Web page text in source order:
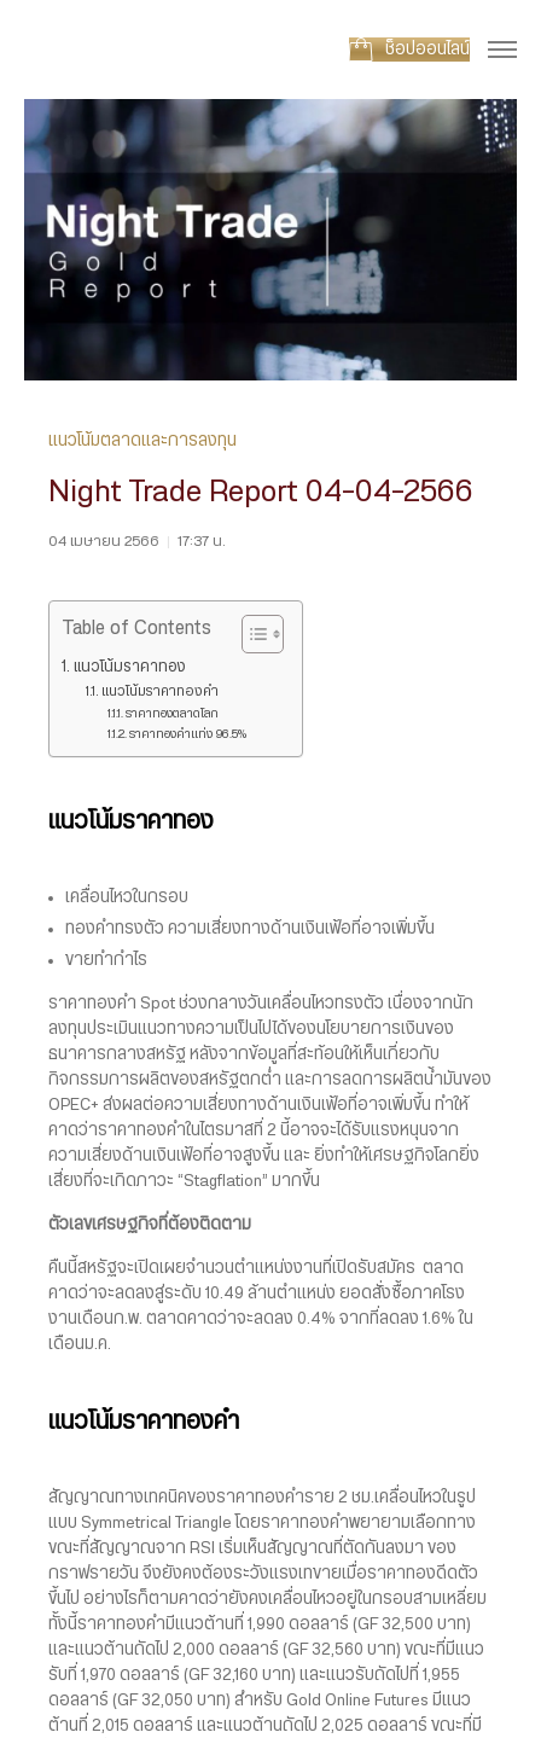
ช็อปออนไลน์
แนวโน้มตลาดและการลงทุน
Night Trade Report 04-04-2566
04 เมษายน 2566 | 17:37 น.
Table of Contents
แนวโน้มราคาทอง
แนวโน้มราคาทองคำ
ราคาทองตลาดโลก
ราคาทองคำแท่ง 96.5%
แนวโน้มราคาทอง
เคลื่อนไหวในกรอบ
ทองคำทรงตัว ความเสี่ยงทางด้านเงินเฟ้อที่อาจเพิ่มขึ้น
ขายทำกำไร
ราคาทองคำ Spot ช่วงกลางวันเคลื่อนไหวทรงตัว เนื่องจากนัก
ลงทุนประเมินแนวทางความเป็นไปได้ของนโยบายการเงินของ
ธนาคารกลางสหรัฐ หลังจากข้อมูลที่สะท้อนให้เห็นเกี่ยวกับ
กิจกรรมการผลิตของสหรัฐตกต่ำ และการลดการผลิตน้ำมันของ
OPEC+ ส่งผลต่อความเสี่ยงทางด้านเงินเฟ้อที่อาจเพิ่มขึ้น ทำให้
คาดว่าราคาทองคำในไตรมาสที่ 2 นี้อาจจะได้รับแรงหนุนจาก
ความเสี่ยงด้านเงินเฟ้อที่อาจสูงขึ้น และ ยิ่งทำให้เศรษฐกิจโลกยิ่ง
เสี่ยงที่จะเกิดภาวะ “Stagflation” มากขึ้น
ตัวเลขเศรษฐกิจที่ต้องติดตาม
คืนนี้สหรัฐจะเปิดเผยจำนวนตำแหน่งงานที่เปิดรับสมัคร ตลาด
คาดว่าจะลดลงสู่ระดับ 10.49 ล้านตำแหน่ง ยอดสั่งซื้อภาคโรง
งานเดือนก.พ. ตลาดคาดว่าจะลดลง 0.4% จากที่ลดลง 1.6% ใน
เดือนม.ค.
แนวโน้มราคาทองคำ
สัญญาณทางเทคนิคของราคาทองคำราย 2 ชม.เคลื่อนไหวในรูป
แบบ Symmetrical Triangle โดยราคาทองคำพยายามเลือกทาง
ขณะที่สัญญาณจาก RSI เริ่มเห็นสัญญาณที่ตัดกันลงมา ของ
กราฟรายวัน จึงยังคงต้องระวังแรงเทขายเมื่อราคาทองดีดตัว
ขึ้นไป อย่างไรก็ตามคาดว่ายังคงเคลื่อนไหวอยู่ในกรอบสามเหลี่ยม
ทั้งนี้ราคาทองคำมีแนวต้านที่ 1,990 ดอลลาร์ (GF 32,500 บาท)
และแนวต้านถัดไป 2,000 ดอลลาร์ (GF 32,560 บาท) ขณะที่มีแนว
รับที่ 1,970 ดอลลาร์ (GF 32,160 บาท) และแนวรับถัดไปที่ 1,955
ดอลลาร์ (GF 32,050 บาท) สำหรับ Gold Online Futures มีแนว
ต้านที่ 2,015 ดอลลาร์ และแนวต้านถัดไป 2,025 ดอลลาร์ ขณะที่มี